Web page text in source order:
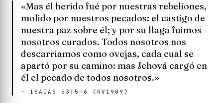
«Mas él herido fué por nuestras rebeliones,
molido por nuestros pecados: el castigo de
nuestra paz sobre él; y por su llaga fuimos
nosotros curados. Todos nosotros nos
descarriamos como ovejas, cada cual se
apartó por su camino: mas Jehová cargó en
él el pecado de todos nosotros.»
— ISAÍAS 53:5–6 (RV1909)